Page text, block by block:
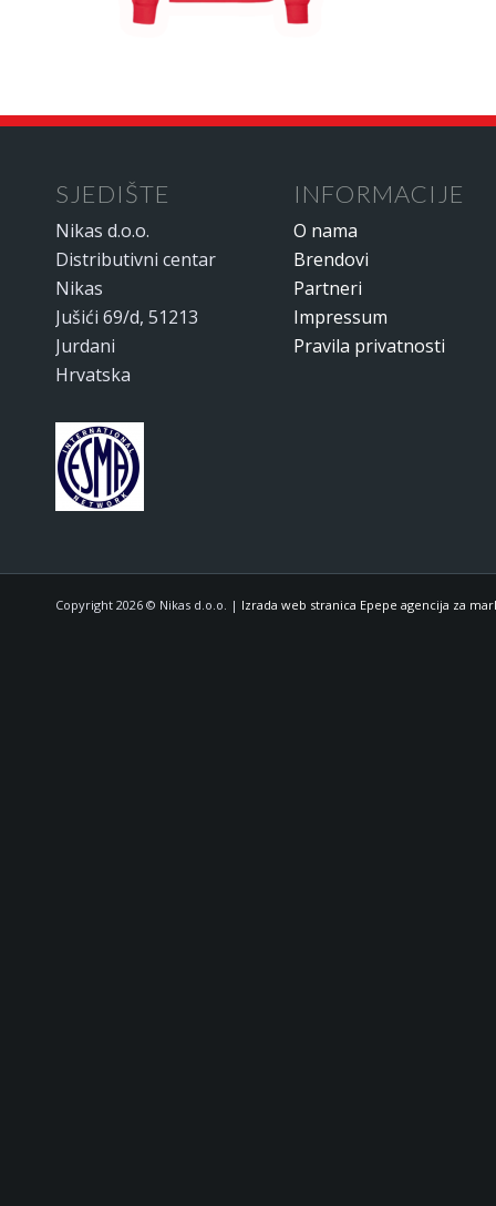
SJEDIŠTE
Nikas d.o.o.
Distributivni centar
Nikas
Jušići 69/d, 51213
Jurdani
Hrvatska
INFORMACIJE
O nama
Brendovi
Partneri
Impressum
Pravila privatnosti
Copyright 2026 © Nikas d.o.o. | Izrada web stranica Epepe agencija za